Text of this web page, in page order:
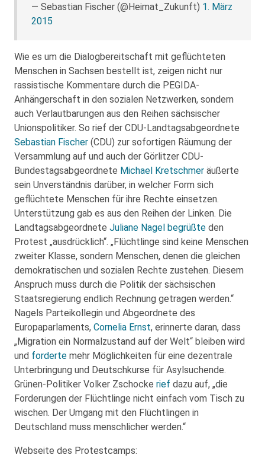
— Sebastian Fischer (@Heimat_Zukunft) 1. März
2015
Wie es um die Dialogbereitschaft mit geflüchteten
Menschen in Sachsen bestellt ist, zeigen nicht nur
rassistische Kommentare durch die PEGIDA-
Anhängerschaft in den sozialen Netzwerken, sondern
auch Verlautbarungen aus den Reihen sächsischer
Unionspolitiker. So rief der CDU-Landtagsabgeordnete
Sebastian Fischer (CDU) zur sofortigen Räumung der
Versammlung auf und auch der Görlitzer CDU-
Bundestagsabgeordnete Michael Kretschmer äußerte
sein Unverständnis darüber, in welcher Form sich
geflüchtete Menschen für ihre Rechte einsetzen.
Unterstützung gab es aus den Reihen der Linken. Die
Landtagsabgeordnete Juliane Nagel begrüßte den
Protest „ausdrücklich“. „Flüchtlinge sind keine Menschen
zweiter Klasse, sondern Menschen, denen die gleichen
demokratischen und sozialen Rechte zustehen. Diesem
Anspruch muss durch die Politik der sächsischen
Staatsregierung endlich Rechnung getragen werden.“
Nagels Parteikollegin und Abgeordnete des
Europaparlaments, Cornelia Ernst, erinnerte daran, dass
„Migration ein Normalzustand auf der Welt“ bleiben wird
und forderte mehr Möglichkeiten für eine dezentrale
Unterbringung und Deutschkurse für Asylsuchende.
Grünen-Politiker Volker Zschocke rief dazu auf, „die
Forderungen der Flüchtlinge nicht einfach vom Tisch zu
wischen. Der Umgang mit den Flüchtlingen in
Deutschland muss menschlicher werden.“
Webseite des Protestcamps: